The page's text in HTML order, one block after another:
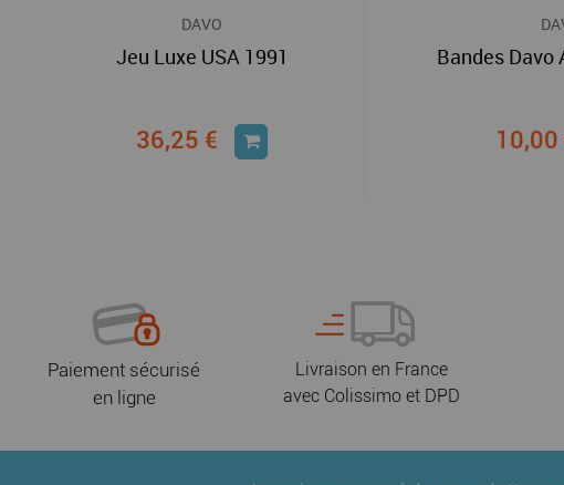
DAVO
Jeu Luxe USA 1991
36,25 €
Bandes Davo
10,00
Paiement sécurisé
en ligne
Livraison en France
avec Colissimo et DPD